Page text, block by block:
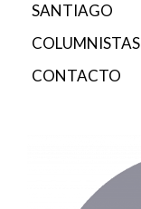
SANTIAGO
COLUMNISTAS
CONTACTO